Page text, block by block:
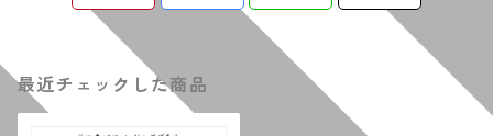
最近チェックした商品